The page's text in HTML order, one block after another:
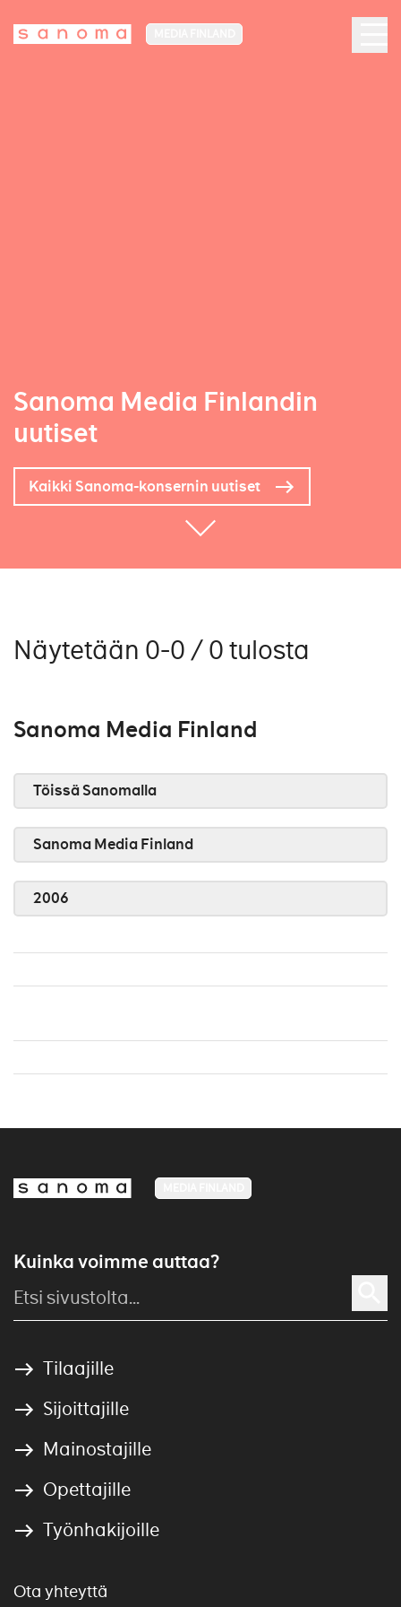
Sanoma Media Finlandin
uutiset
Kaikki Sanoma-konsernin uutiset
Näytetään 0-0 / 0 tulosta
Sanoma Media Finland
Töissä Sanomalla
Sanoma Media Finland
2006
Kuinka voimme auttaa?
Tilaajille
Sijoittajille
Mainostajille
Opettajille
Työnhakijoille
Ota yhteyttä